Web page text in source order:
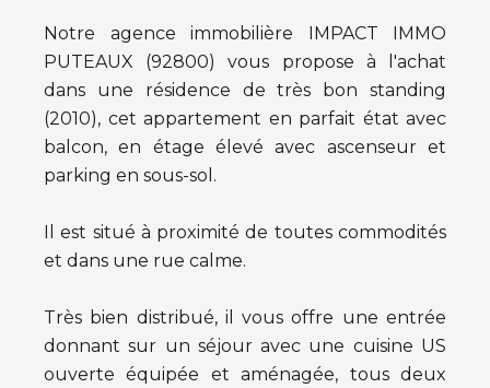
Notre agence immobilière IMPACT IMMO
PUTEAUX (92800) vous propose à l'achat
dans une résidence de très bon standing
(2010), cet appartement en parfait état avec
balcon, en étage élevé avec ascenseur et
parking en sous-sol.
Il est situé à proximité de toutes commodités
et dans une rue calme.
Très bien distribué, il vous offre une entrée
donnant sur un séjour avec une cuisine US
ouverte équipée et aménagée, tous deux